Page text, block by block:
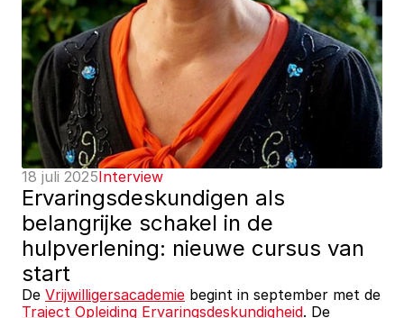
18 juli 2025Interview
Ervaringsdeskundigen als
belangrijke schakel in de
hulpverlening: nieuwe cursus van
start
De Vrijwilligersacademie
Traject Opleiding Ervaringsdeskundigheid. De